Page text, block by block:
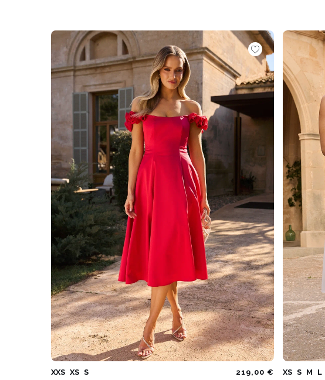
XXS XS S
219,00 €
XS S M L